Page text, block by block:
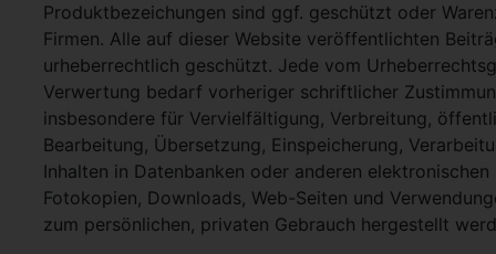
Produktbezeichungen sind ggf. geschützt oder
Firmen. Alle auf dieser Website veröffentlichten
urheberrechtlich geschützt. Jede vom
Verwertung bedarf vorheriger schriftlicher
insbesondere für Vervielfältigung, Verbreitung,
Bearbeitung, Übersetzung, Einspeicherung,
Inhalten in Datenbanken oder anderen
Fotokopien, Downloads, Web-Seiten und
zum persönlichen, privaten Gebrauch hergestellt